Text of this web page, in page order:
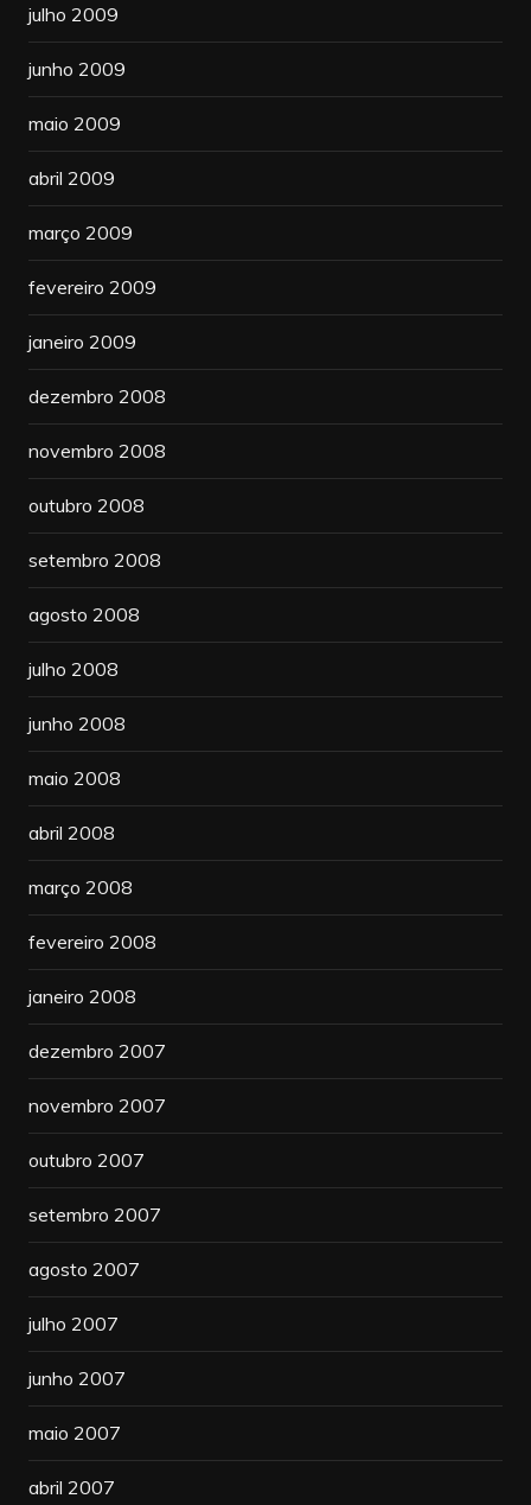
julho 2009
junho 2009
maio 2009
abril 2009
março 2009
fevereiro 2009
janeiro 2009
dezembro 2008
novembro 2008
outubro 2008
setembro 2008
agosto 2008
julho 2008
junho 2008
maio 2008
abril 2008
março 2008
fevereiro 2008
janeiro 2008
dezembro 2007
novembro 2007
outubro 2007
setembro 2007
agosto 2007
julho 2007
junho 2007
maio 2007
abril 2007